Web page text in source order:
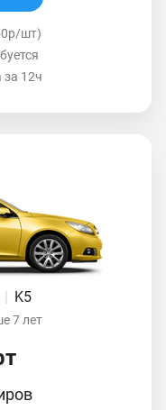
шт)
за 12ч
K5
7 лет